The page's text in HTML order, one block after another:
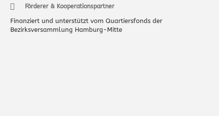
Förderer & Kooperationspartner
Finanziert und unterstützt vom Quartiersfonds der
Bezirksversammlung Hamburg-Mitte